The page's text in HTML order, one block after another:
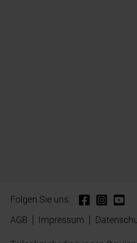
Folgen Sie uns:
AGB
Impressum